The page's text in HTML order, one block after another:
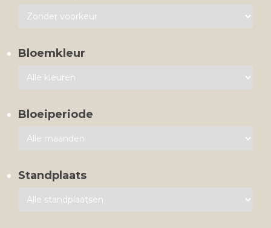
Bloemkleur
Bloeiperiode
Standplaats